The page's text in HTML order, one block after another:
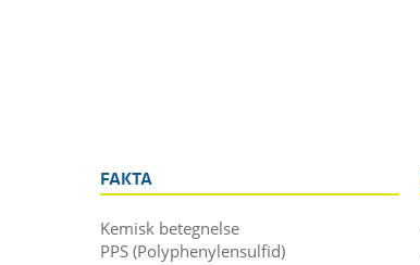
FAKTA
Kemisk betegnelse
PPS (Polyphenylensulfid)